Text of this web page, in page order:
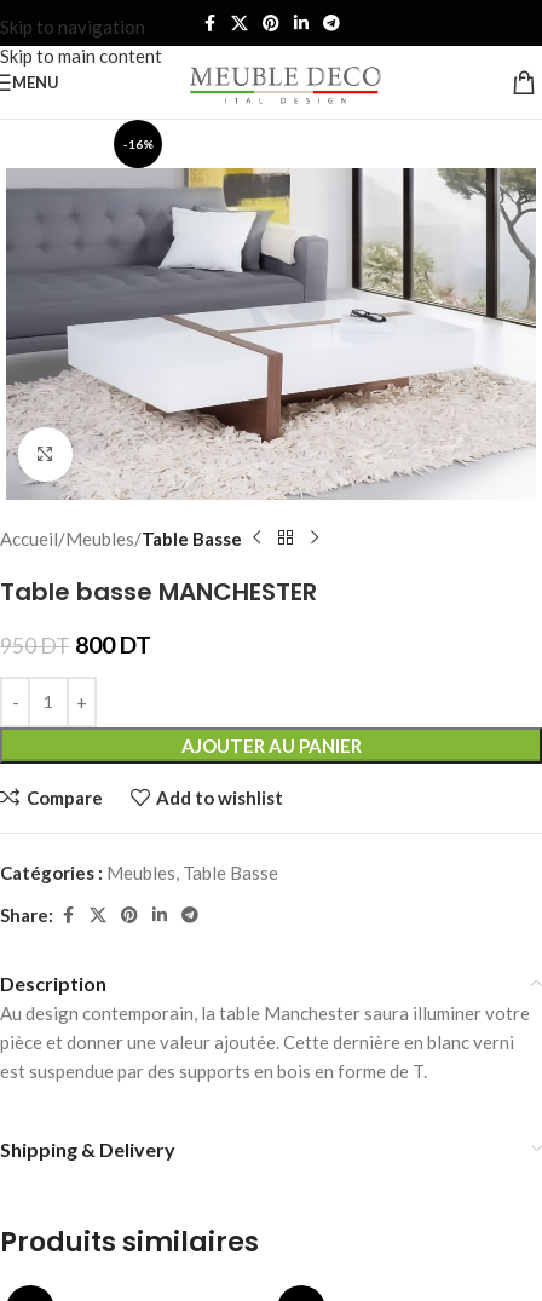
Skip to navigation
Skip to main content
MENU
-16%
Click to enlarge
Accueil Meubles Table Basse
Table basse MANCHESTER
950DT 800DT
AJOUTER AU PANIER
Compare Add to wishlist
Catégories : Meubles, Table Basse
Share:
Description
Au design contemporain, la table Manchester saura illuminer votre
pièce et donner une valeur ajoutée. Cette dernière en blanc verni
est suspendue par des supports en bois en forme de T.
Shipping & Delivery
Produits similaires